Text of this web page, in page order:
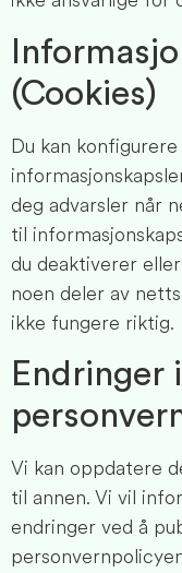
(Cookies)
Du kan
deg advarsler når
til
du deaktiverer
noen deler av
ikke fungere riktig.
Endringer i
Vi kan oppdatere
til annen. Vi vil
endringer ved å